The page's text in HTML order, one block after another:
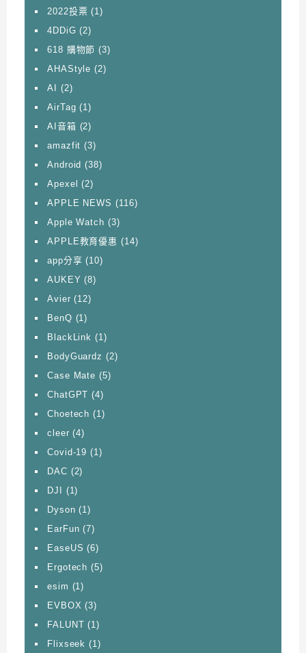
2022投票 (1)
4DDiG (2)
618 購物節 (3)
AHAStyle (2)
AI
(2)
AirTag (1)
AI音箱 (2)
amazfit (3)
Android (38)
Apexel (2)
APPLE NEWS (116)
Apple Watch (3)
APPLE教育優惠 (14)
app分享 (10)
AUKEY (8)
Avier (12)
BenQ (1)
BlackLink (1)
BodyGuardz (2)
Case Mate (5)
ChatGPT (4)
Choetech (1)
cleer (4)
Covid-19 (1)
DAC (2)
DJI
(1)
Dyson (1)
EarFun (7)
EaseUS (6)
Ergotech (5)
esim (1)
EVBOX (3)
FALUNT (1)
Flixseek (1)